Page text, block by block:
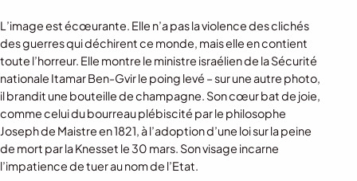
L’image est écœurante. Elle n’a pas la violence des clichés
des guerres qui déchirent ce monde, mais elle en contient
toute l’horreur. Elle montre le ministre israélien de la Sécurité
nationale Itamar Ben-Gvir le poing levé – sur une autre photo,
il brandit une bouteille de champagne. Son cœur bat de joie,
comme celui du bourreau plébiscité par le philosophe
Joseph de Maistre en 1821, à l’adoption d’une loi sur la peine
de mort par la Knesset le 30 mars. Son visage incarne
l’impatience de tuer au nom de l’Etat.